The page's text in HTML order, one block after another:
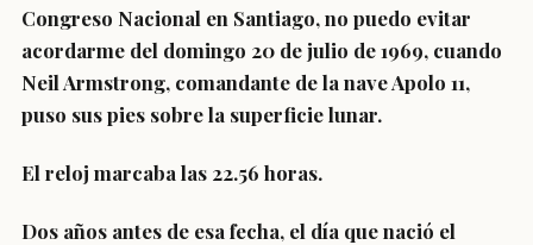
Congreso Nacional en Santiago, no puedo evitar
acordarme del domingo 20 de julio de 1969, cuando
Neil Armstrong, comandante de la nave Apolo 11,
puso sus pies sobre la superficie lunar.
El reloj marcaba las 22.56 horas.
Dos años antes de esa fecha, el día que nació el